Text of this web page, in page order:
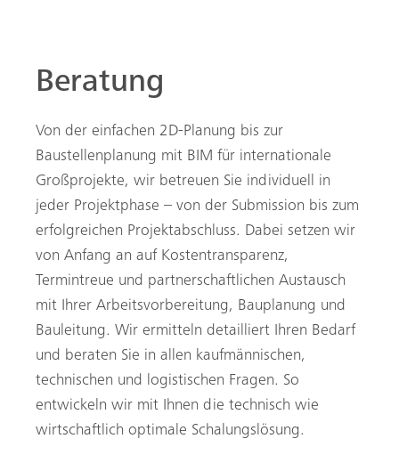
Beratung
Von der einfachen 2D-Planung bis zur
Baustellenplanung mit BIM für internationale
Großprojekte, wir betreuen Sie individuell in
jeder Projektphase – von der Submission bis zum
erfolgreichen Projektabschluss. Dabei setzen wir
von Anfang an auf Kostentransparenz,
Termintreue und partnerschaftlichen Austausch
mit Ihrer Arbeitsvorbereitung, Bauplanung und
Bauleitung. Wir ermitteln detailliert Ihren Bedarf
und beraten Sie in allen kaufmännischen,
technischen und logistischen Fragen. So
entwickeln wir mit Ihnen die technisch wie
wirtschaftlich optimale Schalungslösung.